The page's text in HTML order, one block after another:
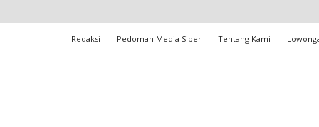
Redaksi Pedoman Media Siber Tentang Kami